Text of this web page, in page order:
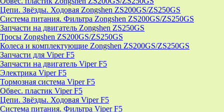
Цепи. Звёзды. Ходовая Zongshen ZS200GS/ZS250GS
Система питания. Фильтра Zongshen ZS200GS/ZS250GS
Запчасти на двигатель Zongshen ZS250GS
Тросы Zongshen ZS200GS/ZS250GS
Колеса и комплектующие Zongshen ZS200GS/ZS250GS
Запчасти для Viper F5
Запчасти на двигатель Viper F5
Электрика Viper F5
Тормозная система Viper F5
Обвес. пластик Viper F5
Цепи. Звёзды. Ходовая Viper F5
Система питания. Фильтра Viper F5